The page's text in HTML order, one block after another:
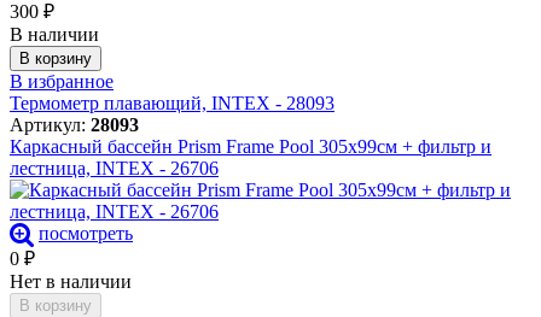
300 ₽
В наличии
В корзину
В избранное
Термометр плавающий, INTEX - 28093
Артикул: 28093
Каркасный бассейн Prism Frame Pool 305х99см + фильтр и
лестница, INTEX - 26706
посмотреть
0 ₽
Нет в наличии
В корзину